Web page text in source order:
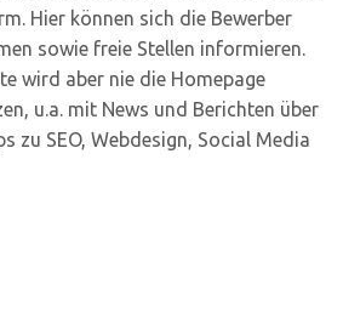
Hier können sich die Bewerber
sowie freie Stellen informieren.
wird aber nie die Homepage
u.a. mit News und Berichten über
zu SEO, Webdesign, Social Media